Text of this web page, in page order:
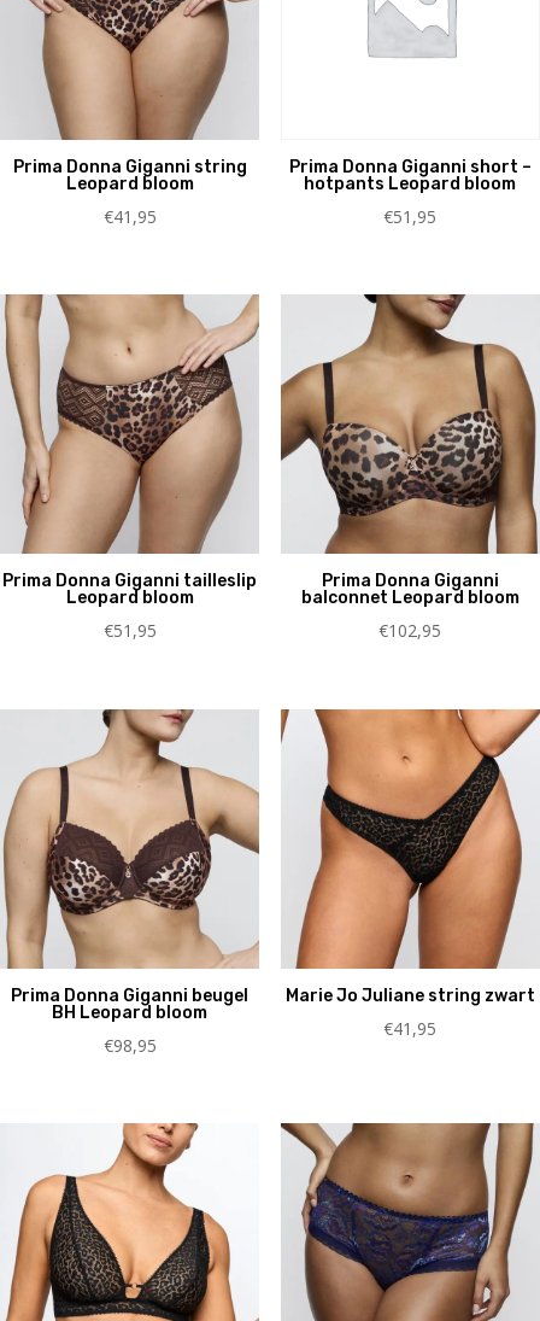
Prima Donna Giganni string
Leopard bloom
€41,95
Prima Donna Giganni short –
hotpants Leopard bloom
€51,95
Prima Donna Giganni tailleslip
Leopard bloom
€51,95
Prima Donna Giganni
balconnet Leopard bloom
€102,95
Prima Donna Giganni beugel
BH Leopard bloom
€98,95
Marie Jo Juliane string zwart
€41,95